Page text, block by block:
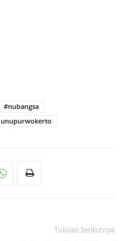
#nubangsa
unupurwokerto
Tulisan berikutnya